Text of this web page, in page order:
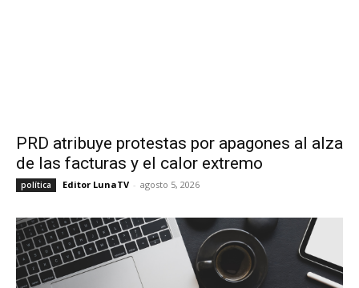
PRD atribuye protestas por apagones al alza
de las facturas y el calor extremo
política Editor LunaTV - agosto 5, 2026